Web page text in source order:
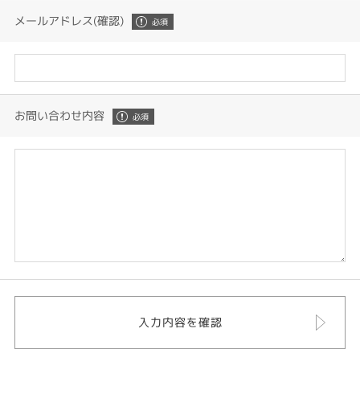
メールアドレス(確認)
お問い合わせ内容